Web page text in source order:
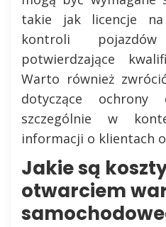
takie jak licencje
kontroli
potwierdzające
Warto również
dotyczące ochrony
szczególnie w
informacji o klientach
Jakie są
otwarciem